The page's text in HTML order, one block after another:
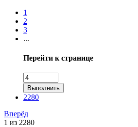
1
2
3
...
Перейти к странице
Выполнить
2280
Вперёд
1 из 2280